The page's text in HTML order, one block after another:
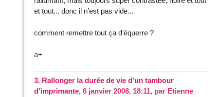
et tout... donc il n’est pas vide...
comment remettre tout ça d’équerre ?
a+
3. Rallonger la durée de vie d’un tambour
d’imprimante, 6 janvier 2008, 18:11, par Etienne